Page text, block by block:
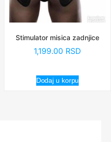
Stimulator misica zadnjice
1,199.00 RSD
Dodaj u korpu